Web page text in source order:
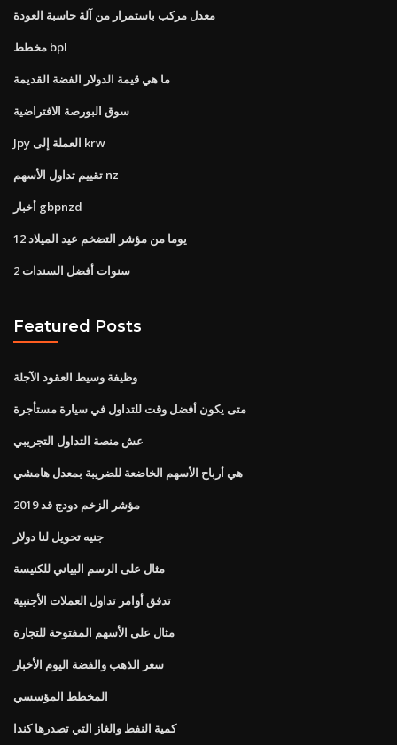
معدل مركب باستمرار من آلة حاسبة العودة
مخطط bpl
ما هي قيمة الدولار الفضة القديمة
سوق البورصة الافتراضية
Jpy العملة إلى krw
تقييم تداول الأسهم nz
أخبار gbpnzd
12 يوما من مؤشر التضخم عيد الميلاد
2 سنوات أفضل السندات
Featured Posts
وظيفة وسيط العقود الآجلة
متى يكون أفضل وقت للتداول في سيارة مستأجرة
عش منصة التداول التجريبي
هي أرباح الأسهم الخاضعة للضريبة بمعدل هامشي
مؤشر الزخم دودج قد 2019
جنيه تحويل لنا دولار
مثال على الرسم البياني للكنيسة
تدفق أوامر تداول العملات الأجنبية
مثال على الأسهم المفتوحة للتجارة
سعر الذهب والفضة اليوم الأخبار
المخطط المؤسسي
كمية النفط والغاز التي تصدرها كندا